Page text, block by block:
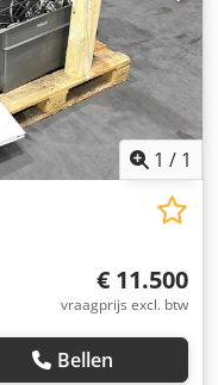
1 / 1
€ 11.500
vraagprijs excl. btw
Bellen